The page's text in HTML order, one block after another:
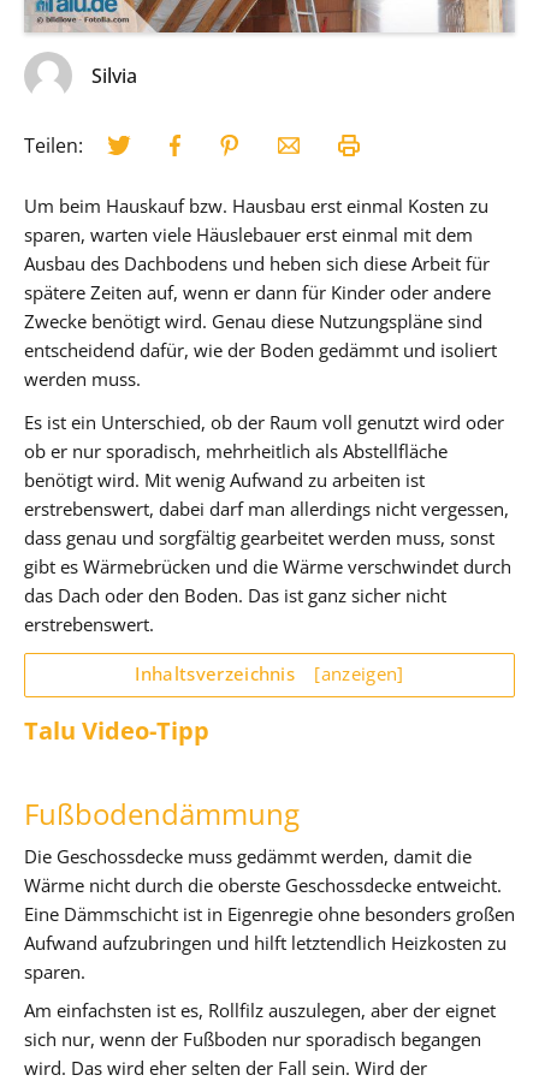
Silvia
Teilen:
Um beim Hauskauf bzw. Hausbau erst einmal Kosten zu
sparen, warten viele Häuslebauer erst einmal mit dem
Ausbau des Dachbodens und heben sich diese Arbeit für
spätere Zeiten auf, wenn er dann für Kinder oder andere
Zwecke benötigt wird. Genau diese Nutzungspläne sind
entscheidend dafür, wie der Boden gedämmt und isoliert
werden muss.
Es ist ein Unterschied, ob der Raum voll genutzt wird oder
ob er nur sporadisch, mehrheitlich als Abstellfläche
benötigt wird. Mit wenig Aufwand zu arbeiten ist
erstrebenswert, dabei darf man allerdings nicht vergessen,
dass genau und sorgfältig gearbeitet werden muss, sonst
gibt es Wärmebrücken und die Wärme verschwindet durch
das Dach oder den Boden. Das ist ganz sicher nicht
erstrebenswert.
Inhaltsverzeichnis [anzeigen]
Talu Video-Tipp
Fußbodendämmung
Die Geschossdecke muss gedämmt werden, damit die
Wärme nicht durch die oberste Geschossdecke entweicht.
Eine Dämmschicht ist in Eigenregie ohne besonders großen
Aufwand aufzubringen und hilft letztendlich Heizkosten zu
sparen.
Am einfachsten ist es, Rollfilz auszulegen, aber der eignet
sich nur, wenn der Fußboden nur sporadisch begangen
wird. Das wird eher selten der Fall sein. Wird der